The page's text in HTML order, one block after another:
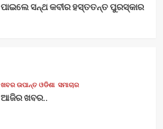
ପାଇଲେ ସନ୍ଥ କବୀର ହସ୍ତତନ୍ତ ପୁରସ୍କାର
ଖବର ଉପାନ୍ତ ଓଡିଶା ସମାଚାର
ଆଜିର ଖବର..